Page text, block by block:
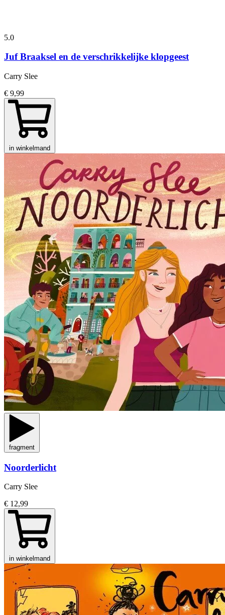
5.0
Juf Braaksel en de verschrikkelijke klopgeest
Carry Slee
€ 9,99
in winkelmand
fragment
Noorderlicht
Carry Slee
€ 12,99
in winkelmand